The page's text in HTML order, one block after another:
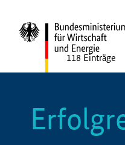
118 Einträge